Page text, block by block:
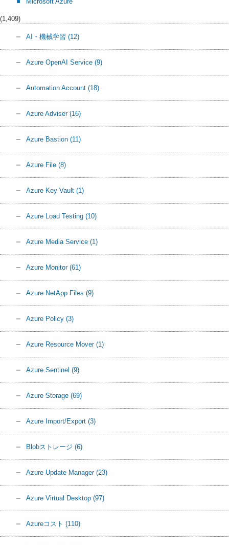
(1,409)
AI・機械学習 (12)
Azure OpenAI Service (9)
Automation Account (18)
Azure Adviser (16)
Azure Bastion (11)
Azure File (8)
Azure Key Vault (1)
Azure Load Testing (10)
Azure Media Service (1)
Azure Monitor (61)
Azure NetApp Files (9)
Azure Policy (3)
Azure Resource Mover (1)
Azure Sentinel (9)
Azure Storage (69)
Azure Import/Export (3)
Blobストレージ (6)
Azure Update Manager (23)
Azure Virtual Desktop (97)
Azureコスト (110)